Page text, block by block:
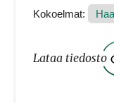
Kokoelmat:
Lataa tiedosto